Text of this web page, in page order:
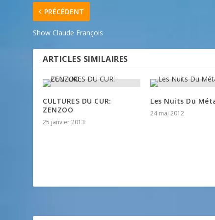
PRÉCÉDENT
Show Claude François
ARTICLES SIMILAIRES
CULTURES DU CUR:
ZENZOO
25 janvier 2013
Les Nuits Du
24 mai 2012